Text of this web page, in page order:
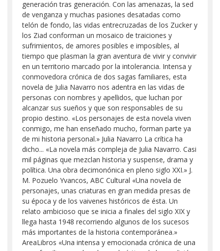
generación tras generación. Con las amenazas, la sed
de venganza y muchas pasiones desatadas como
telón de fondo, las vidas entrecruzadas de los Zucker y
los Ziad conforman un mosaico de traiciones y
sufrimientos, de amores posibles e imposibles, al
tiempo que plasman la gran aventura de vivir y convivir
en un territorio marcado por la intolerancia. Intensa y
conmovedora crónica de dos sagas familiares, esta
novela de Julia Navarro nos adentra en las vidas de
personas con nombres y apellidos, que luchan por
alcanzar sus sueños y que son responsables de su
propio destino. «Los personajes de esta novela viven
conmigo, me han enseñado mucho, forman parte ya
de mi historia personal.» Julia Navarro La crítica ha
dicho... «La novela más compleja de Julia Navarro. Casi
mil páginas que mezclan historia y suspense, drama y
política. Una obra decimonónica en pleno siglo XXI.» J.
M. Pozuelo Yvancos, ABC Cultural «Una novela de
personajes, unas criaturas en gran medida presas de
su época y de los vaivenes históricos de ésta. Un
relato ambicioso que se inicia a finales del siglo XIX y
llega hasta 1948 recorriendo algunos de los sucesos
más importantes de la historia contemporánea.»
AreaLibros «Una intensa y emocionada crónica de una